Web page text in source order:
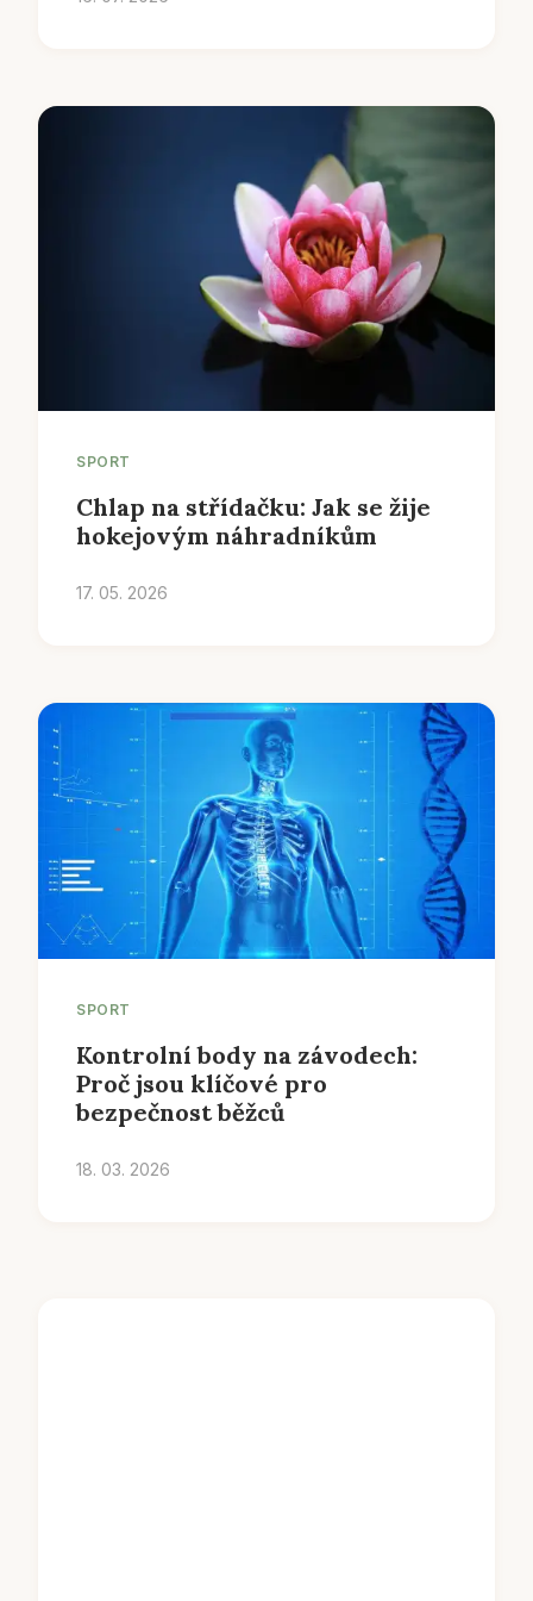
SPORT
Chlap na střídačku: Jak se žije
hokejovým náhradníkům
17. 05. 2026
SPORT
Kontrolní body na závodech:
Proč jsou klíčové pro
bezpečnost běžců
18. 03. 2026